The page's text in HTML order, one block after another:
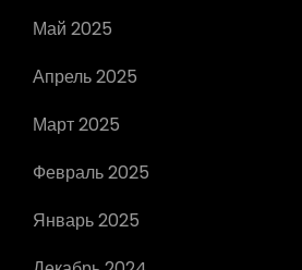
Май 2025
Апрель 2025
Март 2025
Февраль 2025
Январь 2025